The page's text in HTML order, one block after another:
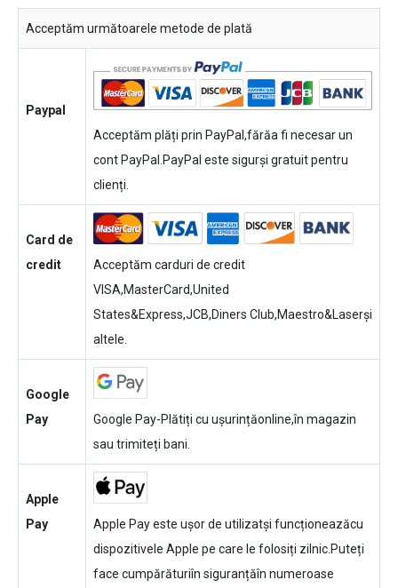
Acceptăm următoarele metode de plată
Paypal
Acceptăm plăți prin PayPal,fărăa fi necesar un
cont PayPal.PayPal este sigurși gratuit pentru
clienți.
Card de
credit
Acceptăm carduri de credit
VISA,MasterCard,United
States&Express,JCB,Diners Club,Maestro&Laserși
altele.
Google
Pay
Google Pay-Plătiți cu ușurințăonline,în magazin
sau trimiteți bani.
Apple
Pay
Apple Pay este ușor de utilizatși funcționeazăcu
dispozitivele Apple pe care le folosiți zilnic.Puteți
face cumpărăturiîn siguranțăîn numeroase